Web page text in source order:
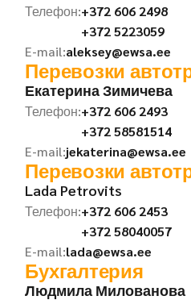
Телефон:+372 606 2498
+372 5223059
E-mail:aleksey@ewsa.ee
Перевозки
Екатерина Зимичева
Телефон:+372 606 2493
+372 58581514
E-mail:jekaterina@ewsa.ee
Перевозки
Lada Petrovits
Телефон:+372 606 2453
+372 58040057
E-mail:lada@ewsa.ee
Бухгалтерия
Людмила Милованова